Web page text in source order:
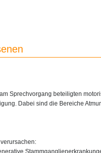
Sprechvorgang beteiligten
Dabei sind die Bereiche